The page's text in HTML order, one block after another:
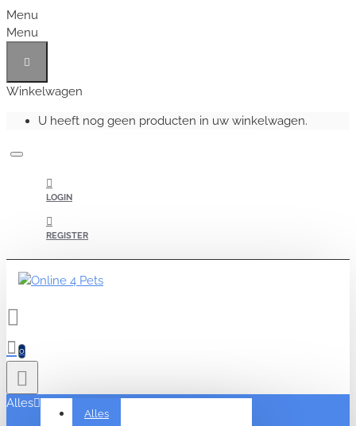
Menu
Menu
Winkelwagen
U heeft nog geen producten in uw winkelwagen.
LOGIN
REGISTER
0
Alles
Alles